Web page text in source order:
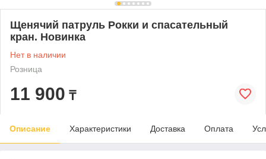
Щенячий патруль Рокки и спасательный
кран. Новинка
Нет в наличии
Розница
11 900 ₸
Описание Характеристики Доставка Оплата